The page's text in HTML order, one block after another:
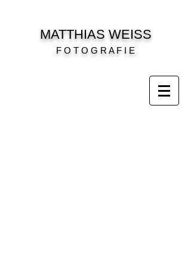
MATTHIAS WEISS
F O T O G R A F I E